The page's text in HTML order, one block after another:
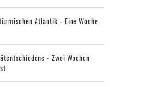
Atlantik - Eine Woche
- Zwei Wochen